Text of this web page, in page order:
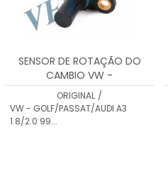
SENSOR DE ROTAÇÃO DO
CAMBIO VW -
GOLF/PASSAT/AUDI A3 1.8/2.0
99...
ORIGINAL /
VW - GOLF/PASSAT/AUDI A3
1.8/2.0 99...